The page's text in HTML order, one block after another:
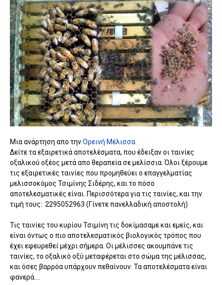
Μια ανάρτηση απο τηνΟρεινή Μέλισσα
Δείτε τα εξαιρετικά αποτελέσματα, που έδειξαν οι ταινίες
οξαλικού οξέος μετά απο θεραπεία σε μελίσσια. Όλοι ξέρουμε
τις εξαιρετικές ταινίες που προμηθεύει ο επαγγελματίας
μελισσοκόμος Τσιμίνης Σιδέρης, και το πόσο
αποτελεσματικές είναι. Περισσότερα για τις ταινίες, και την
τιμή τους: 2295052963 (Γίνετε πανελλαδική αποστολή)
Τις ταινίες του κυρίου Τσιμίνη τις δοκίμασαμε και εμείς, και
είναι όντως ο πιο αποτελεσματικός βιολογικός τρόπος που
έχει εφευρεθεί μέχρι σήμερα. Οι μέλισσες ακουμπάνε τις
ταινίες, το οξαλικό οξύ μεταφέρεται στο σώμα της μέλισσας,
και όσες βαρρόα υπάρχουν πεθαίνουν. Τα αποτελέσματα είναι
φανερά....